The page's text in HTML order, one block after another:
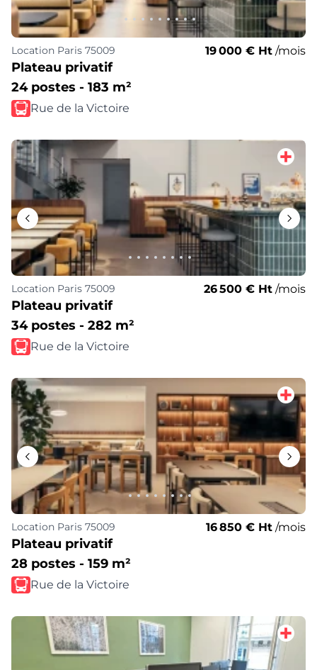
Location Paris 75009 19 000 € Ht /mois
Plateau privatif
24 postes - 183 m²
Rue de la Victoire
Location Paris 75009 26 500 € Ht /mois
Plateau privatif
34 postes - 282 m²
Rue de la Victoire
Location Paris 75009 16 850 € Ht /mois
Plateau privatif
28 postes - 159 m²
Rue de la Victoire